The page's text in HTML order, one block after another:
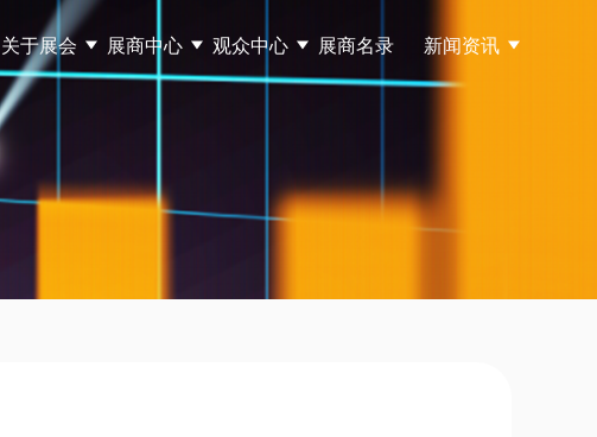
关于展会 展商中心 观众中心 展商名录 新闻资讯